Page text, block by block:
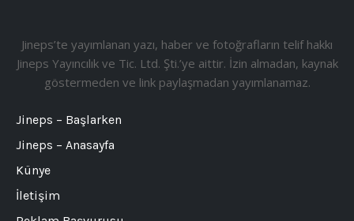
Jineps’te yayımlanan yazı, haber ve fotoğrafların telif hakkı
Jineps Yayıncılık ve Tic. Ltd. Şti.’ye aittir. İzin almadan, kaynak
göstermeden ve link paylaşmadan yayımlanamaz.
Jineps – Başlarken
Jineps – Anasayfa
Künye
İletişim